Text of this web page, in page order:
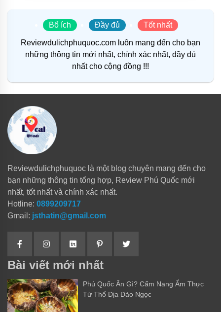
Bổ ích Đầy đủ Tốt nhất
Reviewdulichphuquoc.com luôn mang đến cho bạn
những thông tin mới nhất, chính xác nhất, đầy đủ
nhất cho cộng đồng !!!
Reviewdulichphuquoc là một blog chuyên mang đến cho
bạn những thông tin tổng hợp, Review Phú Quốc mới
nhất, tốt nhất và chính xác nhất.
Hotline: 0899209717
Gmail: jsthatin@gmail.com
Bài viết mới nhất
Phú Quốc Ăn Gì? Cẩm Nang Ẩm Thực
Từ Thổ Địa Đảo Ngọc